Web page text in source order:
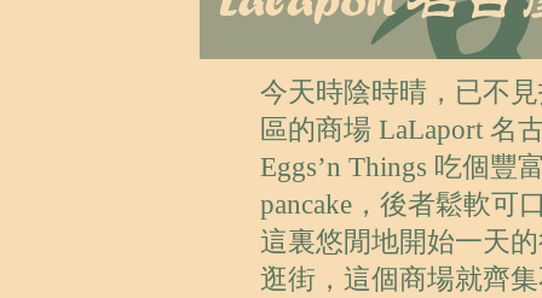
今天時陰時晴，已不
區的商場 LaLaport 名
Eggs’n Things 吃個豐
pancake，後者鬆軟可
這裏悠閒地開始一天
逛街，這個商場就齊